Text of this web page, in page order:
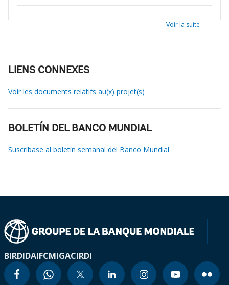
Voir la suite
LIENS CONNEXES
Voir les documents relatifs au(x) projet(s)
BOLETÍN DEL BANCO MUNDIAL
Suscríbase al boletín semanal del Banco Mundial
BIRDIDAIFCMIGACIRDI